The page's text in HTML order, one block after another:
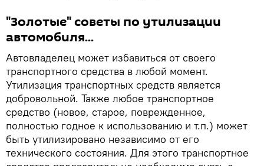
"Золотые" советы по утилизации
автомобиля...
Автовладелец может избавиться от своего
транспортного средства в любой момент.
Утилизация транспортных средств является
добровольной. Также любое транспортное
средство (новое, старое, поврежденное,
полностью годное к использованию и т.п.) может
быть утилизировано независимо от его
технического состояния. Для этого транспортное